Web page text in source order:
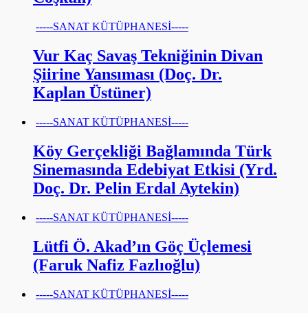
-----SANAT KÜTÜPHANESİ-----
Vur Kaç Savaş Tekniğinin Divan
Şiirine Yansıması (Doç. Dr.
Kaplan Üstüner)
-----SANAT KÜTÜPHANESİ-----
Köy Gerçekliği Bağlamında Türk
Sinemasında Edebiyat Etkisi (Yrd.
Doç. Dr. Pelin Erdal Aytekin)
-----SANAT KÜTÜPHANESİ-----
Lütfi Ö. Akad’ın Göç Üçlemesi
(Faruk Nafiz Fazlıoğlu)
-----SANAT KÜTÜPHANESİ-----